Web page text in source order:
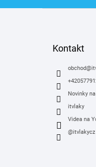
Kontakt
obchod@
Novinky
itvlaky
Videa na
@itvlakycz